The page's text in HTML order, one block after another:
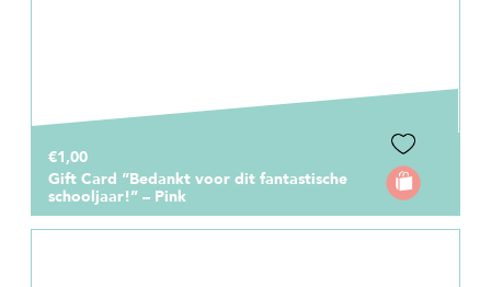
€1,00
Gift Card “Bedankt voor dit fantastische
schooljaar!” – Pink